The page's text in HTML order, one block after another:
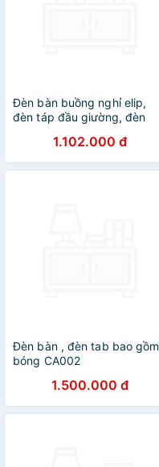
Đèn bàn buồng nghỉ elip,
đèn táp đầu giường, đèn
1.102.000 đ
Đèn bàn , đèn tab bao gồm
bóng CA002
1.500.000 đ